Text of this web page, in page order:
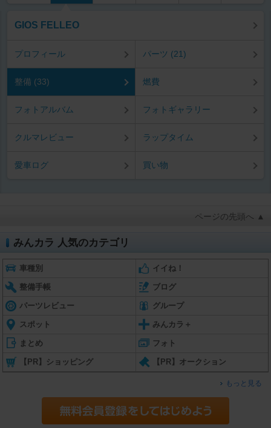
GIOS FELLEO
プロフィール パーツ (21)
整備 (33) 燃費
フォトアルバム フォトギャラリー
クルマレビュー ラップタイム
愛車ログ 買い物
ページの先頭へ ▲
みんカラ 人気のカテゴリ
車種別 イイね！
整備手帳 ブログ
パーツレビュー グループ
スポット みんカラ＋
まとめ フォト
【PR】ショッピング 【PR】オークション
もっと見る